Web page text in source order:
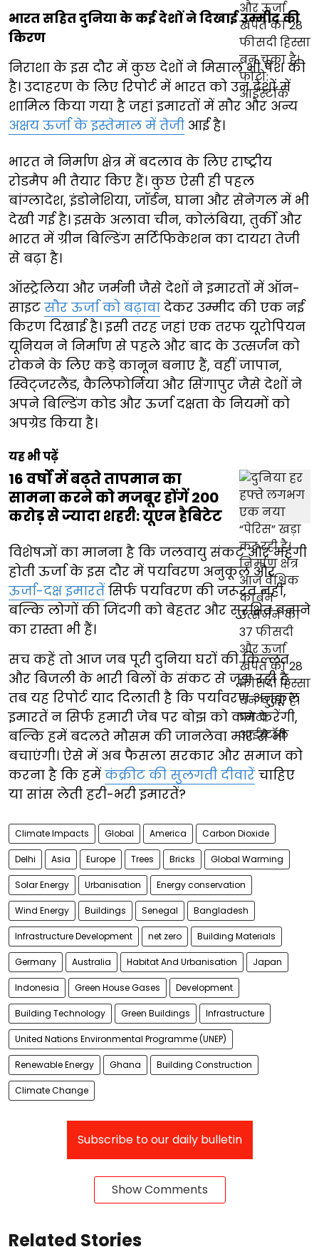
भारत सहित दुनिया के कई देशों ने दिखाई उम्मीद की
किरण
निराशा के इस दौर में कुछ देशों ने मिसाल भी पेश की
है। उदाहरण के लिए रिपोर्ट में भारत को उन देशों में
शामिल किया गया है जहां इमारतों में सौर और अन्य
अक्षय ऊर्जा के इस्तेमाल में तेजी आई है।
भारत ने निर्माण क्षेत्र में बदलाव के लिए राष्ट्रीय
रोडमैप भी तैयार किए हैं। कुछ ऐसी ही पहल
बांग्लादेश, इंडोनेशिया, जॉर्डन, घाना और सेनेगल में भी
देखी गई है। इसके अलावा चीन, कोलंबिया, तुर्की और
भारत में ग्रीन बिल्डिंग सर्टिफिकेशन का दायरा तेजी
से बढ़ा है।
ऑस्ट्रेलिया और जर्मनी जैसे देशों ने इमारतों में ऑन-
साइट सौर ऊर्जा को बढ़ावा देकर उम्मीद की एक नई
किरण दिखाई है। इसी तरह जहां एक तरफ यूरोपियन
यूनियन ने निर्माण से पहले और बाद के उत्सर्जन को
रोकने के लिए कड़े कानून बनाए हैं, वहीं जापान,
स्विट्जरलैंड, कैलिफोर्निया और सिंगापुर जैसे देशों ने
अपने बिल्डिंग कोड और ऊर्जा दक्षता के नियमों को
अपग्रेड किया है।
यह भी पढ़ें
16 वर्षों में बढ़ते तापमान का
सामना करने को मजबूर होंगें 200
करोड़ से ज्यादा शहरी: यूएन हैबिटेट
विशेषज्ञों का मानना है कि जलवायु संकट और महंगी
होती ऊर्जा के इस दौर में पर्यावरण अनुकूल और
ऊर्जा-दक्ष इमारतें सिर्फ पर्यावरण की जरूरत नहीं,
बल्कि लोगों की जिंदगी को बेहतर और सुरक्षित बनाने
का रास्ता भी हैं।
सच कहें तो आज जब पूरी दुनिया घरों की किल्लत
और बिजली के भारी बिलों के संकट से जूझ रही है,
तब यह रिपोर्ट याद दिलाती है कि पर्यावरण अनुकूल
इमारतें न सिर्फ हमारी जेब पर बोझ को कम करेंगी,
बल्कि हमें बदलते मौसम की जानलेवा मार से भी
बचाएंगी। ऐसे में अब फैसला सरकार और समाज को
करना है कि हमें कंक्रीट की सुलगती दीवारें चाहिए
या सांस लेती हरी-भरी इमारतें?
Climate Impacts Global America Carbon Dioxide
Delhi Asia Europe Trees Bricks Global Warming
Solar Energy Urbanisation Energy conservation
Wind Energy Buildings Senegal Bangladesh
Infrastructure Development net zero Building Materials
Germany Australia Habitat And Urbanisation Japan
Indonesia Green House Gases Development
Building Technology Green Buildings Infrastructure
United Nations Environmental Programme (UNEP)
Renewable Energy Ghana Building Construction
Climate Change
Subscribe to our daily bulletin
Show Comments
Related Stories